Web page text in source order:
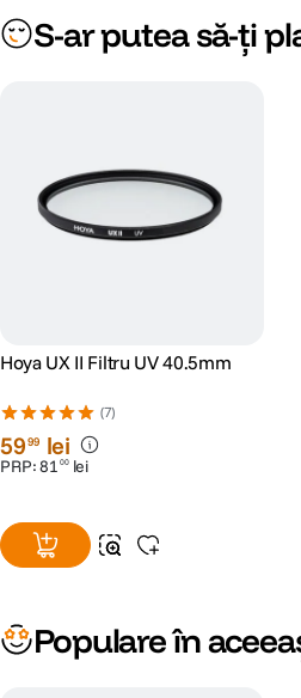
S-ar putea să-ți
Hoya UX II Filtru UV 40.5mm
(7)
5999 lei
PRP:81 00 lei
Populare în